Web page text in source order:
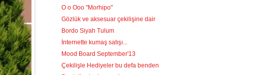
O o Ooo "Morhipo"
Gözlük ve aksesuar çekilişine dair
Bordo Siyah Tulum
İnternette kumaş satışı...
Mood Board September'13
Çekilişle Hediyeler bu defa benden